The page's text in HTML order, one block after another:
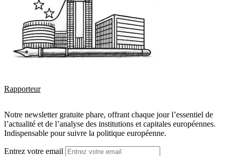
Rapporteur
Notre newsletter gratuite phare, offrant chaque jour l’essentiel de
l’actualité et de l’analyse des institutions et capitales européennes.
Indispensable pour suivre la politique européenne.
Entrez votre email